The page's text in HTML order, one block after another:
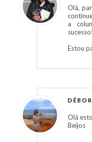
Olá,
a
Estou
Olá
Beijos